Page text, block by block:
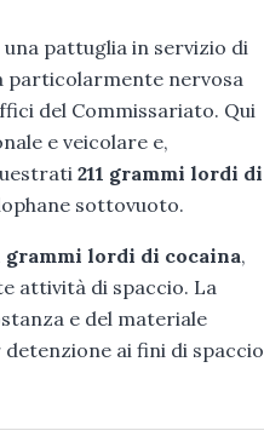
pattuglia in servizio di
particolarmente nervosa
del Commissariato. Qui
e veicolare e,
211 grammi lordi di
sottovuoto.
grammi lordi di cocaina,
attività di spaccio. La
e del materiale
ai fini di spaccio